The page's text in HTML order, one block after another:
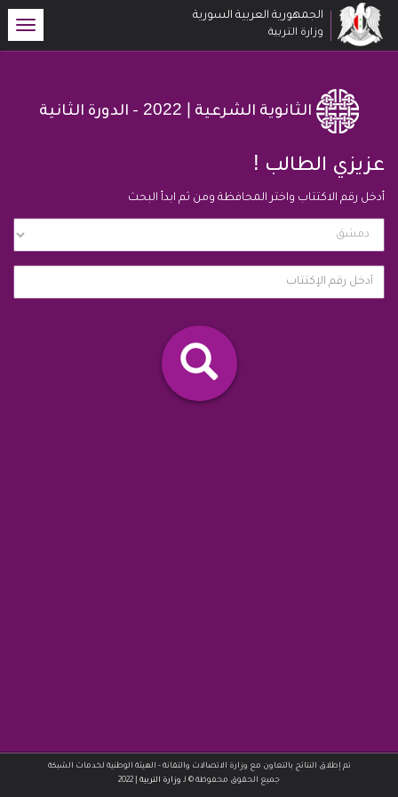
الجمهورية العربية السورية
وزارة التربية
الثانوية الشرعية - الدورة الثانية
عزيزي الطالب !
أدخل رقم الاكتتاب واختر المحافظة ومن ثم ابدأ البحث
تم إطلاق النتائج بالتعاون مع وزارة الاتصالات والتقانة - الهيئة الوطنية لخدمات الشبكة
جميع الحقوق محفوظة © لـ وزارة التربية |